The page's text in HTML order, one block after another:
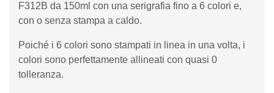
F312B da 150ml con una serigrafia fino a 6 colori e,
con o senza stampa a caldo.
Poiché i 6 colori sono stampati in linea in una volta, i
colori sono perfettamente allineati con quasi 0
tolleranza.